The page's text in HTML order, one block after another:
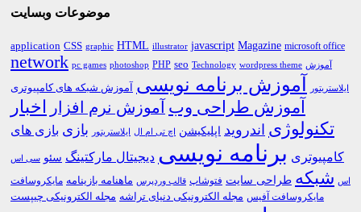
موضوعات وبسایت
application CSS graphic HTML illustrator javascript Magazine microsoft office
network pc games photoshop PHP seo Technology wordpress theme آموزش
ایلاستریتور آموزش برنامه نویسی آموزش شبکه های کامپیوتری
آموزش طراحی وب آموزش نرم افزار اخبار
تکنولوژی اندروید اپلیکیشن اچ تی ام ال ایلاستریتور بازی بازی های
کامپیوتری برنامه نویسی دیجیتال مارکتینگ سئو سی اس
اس شبکه طراحی سایت فتوشاپ قالب وردپرس ماهنامه بازینامه مایکروسافت
مایکروسافت آفیس مجله الکترونیکی دنیای تراشه مجله الکترونیکی چیپست